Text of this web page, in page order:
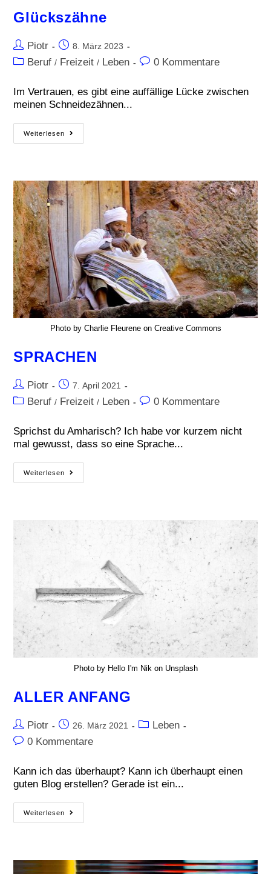
Glückszähne
Piotr 8. März 2023
Beruf / Freizeit / Leben 0 Kommentare
Im Vertrauen, es gibt eine auffällige Lücke zwischen
meinen Schneidezähnen...
Weiterlesen
Photo by Charlie Fleurene on Creative Commons
SPRACHEN
Piotr 7. April 2021
Beruf / Freizeit / Leben 0 Kommentare
Sprichst du Amharisch? Ich habe vor kurzem nicht
mal gewusst, dass so eine Sprache...
Weiterlesen
Photo by Hello I'm Nik on Unsplash
ALLER ANFANG
Piotr 26. März 2021
Leben
0 Kommentare
Kann ich das überhaupt? Kann ich überhaupt einen
guten Blog erstellen? Gerade ist ein...
Weiterlesen